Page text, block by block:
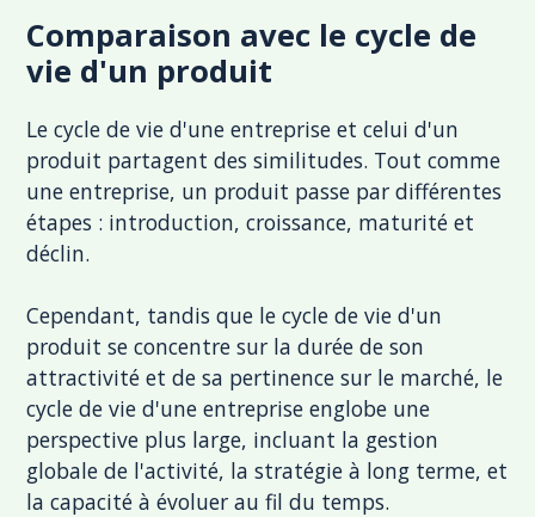
Comparaison avec le cycle de
vie d'un produit
Le cycle de vie d'une entreprise et celui d'un
produit partagent des similitudes. Tout comme
une entreprise, un produit passe par différentes
étapes : introduction, croissance, maturité et
déclin.
Cependant, tandis que le cycle de vie d'un
produit se concentre sur la durée de son
attractivité et de sa pertinence sur le marché, le
cycle de vie d'une entreprise englobe une
perspective plus large, incluant la gestion
globale de l'activité, la stratégie à long terme, et
la capacité à évoluer au fil du temps.